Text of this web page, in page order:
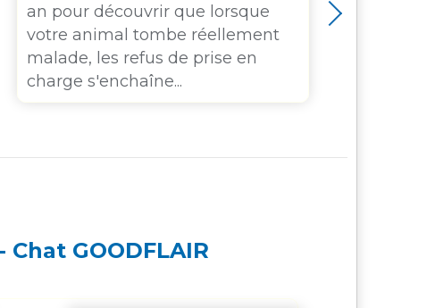
an pour découvrir que lorsque
votre animal tombe réellement
malade, les refus de prise en
charge s'enchaîne...
GOODFLAIR